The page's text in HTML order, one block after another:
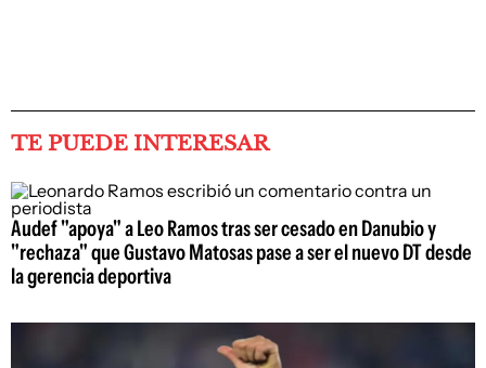
TE PUEDE INTERESAR
Audef "apoya" a Leo Ramos tras ser cesado en Danubio y
"rechaza" que Gustavo Matosas pase a ser el nuevo DT desde
la gerencia deportiva